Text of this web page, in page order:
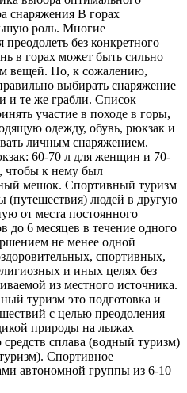
снаряжения В горах
роль. Многие
преодолеть без конкретного
в горах может быть сильно
вещей. Но, к сожалению,
выбирать снаряжение
и те же грабли. Список
участие в походе в горы,
одежду, обувь, рюкзак и
личным снаряжением.
60-70 л для женщин и 70-
чтобы к нему был
мешок. Спортивный туризм
людей в другую
от места постоянного
до 6 месяцев в течение одного
не менее одной
спортивных,
и иных целях без
из местного источника.
туризм это подготовка и
с целью преодоления
природы на лыжах
сплава (водный туризм)
Спортивное
автономной группы из 6-10